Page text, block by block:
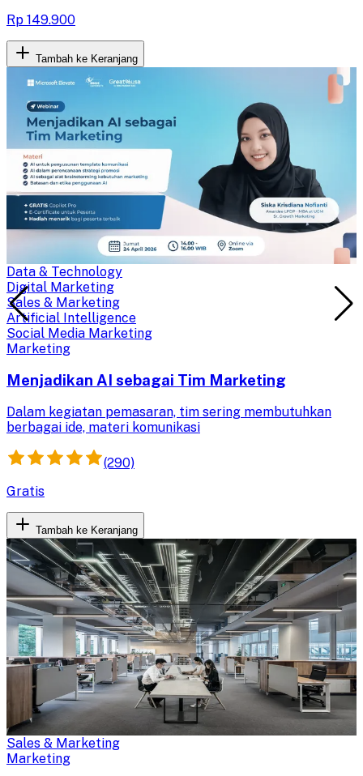
Rp 149.900
Tambah ke Keranjang
Data & Technology
Digital Marketing
Sales & Marketing
Artificial Intelligence
Social Media Marketing
Marketing
Menjadikan AI sebagai Tim Marketing
Dalam kegiatan pemasaran, tim sering membutuhkan
berbagai ide, materi komunikasi
(290)
Gratis
Tambah ke Keranjang
Sales & Marketing
Marketing